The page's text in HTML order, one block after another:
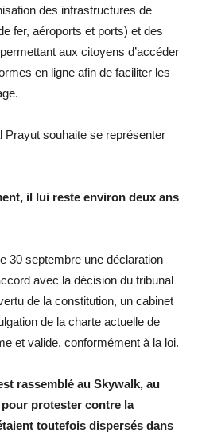
des infrastructures de
fer, aéroports et ports) et des
aux citoyens d’accéder
en ligne afin de faciliter les
Prayut souhaite se représenter
il lui reste environ deux ans
30 septembre une déclaration
avec la décision du tribunal
de la constitution, un cabinet
de la charte actuelle de
et valide, conformément à la loi.
rassemblé au Skywalk, au
protester contre la
toutefois dispersés dans